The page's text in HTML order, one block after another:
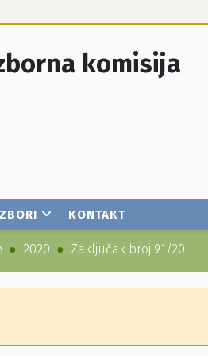
komisija
KONTAKT
2020 Zaključak broj 91/20